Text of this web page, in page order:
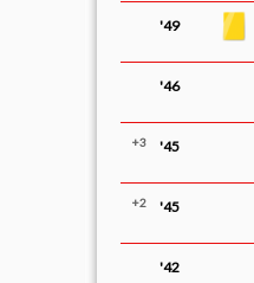
'49
'46
'45
+3
'45
+2
'42